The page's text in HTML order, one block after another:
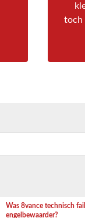
toch
Was 8vance technisch
engelbewaarder?